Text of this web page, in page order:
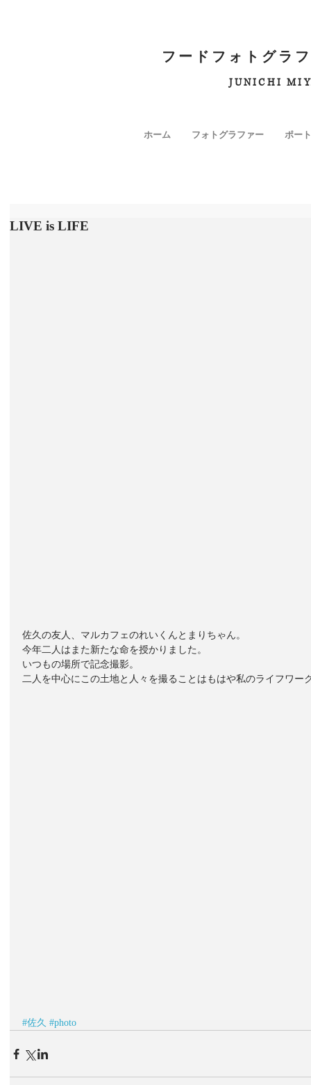
フードフォトグラ
JUNICHI
ホーム フォトグラファー ポー
LIVE is LIFE
佐久の友人、マルカフェのれいくんとまりちゃん。
今年二人はまた新たな命を授かりました。
いつもの場所で記念撮影。
二人を中心にこの土地と人々を撮ることはもはや私のライフワー
#佐久 #photo